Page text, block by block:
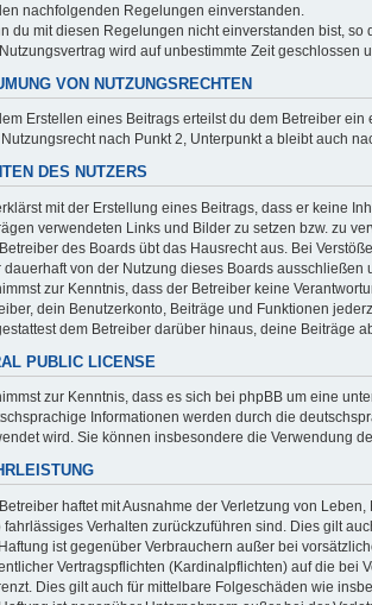
nachfolgenden Regelungen einverstanden.
du mit diesen Regelungen nicht einverstanden bist,
wird auf unbestimmte Zeit
VON NUTZUNGSRECHTEN
Erstellen eines Beitrags erteilst du dem Betreiber
Nutzungsrecht nach Punkt 2, Unterpunkt a bleibt auch
DES NUTZERS
mit der Erstellung eines Beitrags, dass er keine
verwendeten Links und Bilder zu setzen bzw. zu
des Boards übt das Hausrecht aus. Bei
dauerhaft von der Nutzung dieses Boards ausschließen
zur Kenntnis, dass der Betreiber keine
dein Benutzerkonto, Beiträge und Funktionen
dem Betreiber darüber hinaus, deine Beiträge
PUBLIC LICENSE
zur Kenntnis, dass es sich bei phpBB um eine
Informationen werden durch die
wird. Sie können insbesondere die Verwendung
haftet mit Ausnahme der Verletzung von
fahrlässiges Verhalten zurückzuführen sind. Dies gilt
ist gegenüber Verbrauchern außer bei
Vertragspflichten (Kardinalpflichten) auf die bei
Dies gilt auch für mittelbare Folgeschäden wie